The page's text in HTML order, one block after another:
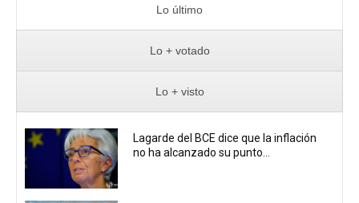
Lo último
Lo + votado
Lo + visto
Lagarde del BCE dice que la inflación
no ha alcanzado su punto...